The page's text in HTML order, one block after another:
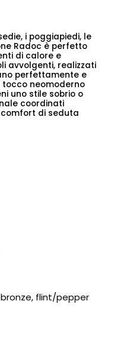
i poggiapiedi, le
Radoc è perfetto
di calore e
avvolgenti, realizzati
perfettamente e
neomoderno
uno stile sobrio o
coordinati
di seduta
flint/pepper